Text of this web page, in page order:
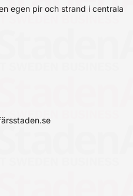
egen pir och strand i centrala